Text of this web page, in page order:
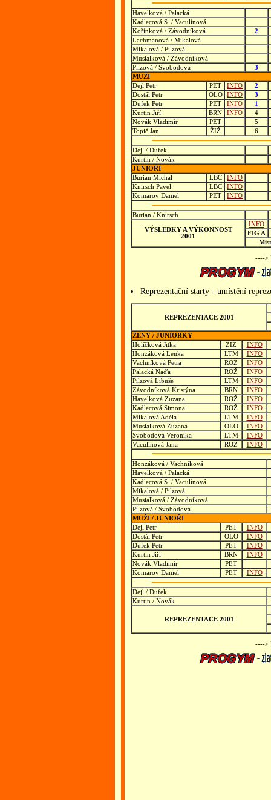
Havelková / Palacká
Kadlecová S. / Vaculínová
Kořínková / Závodníková
2
Lachmanová / Mikalová
Mikalová / Pilzová
Musialková / Závodníková
Pilzová / Svobodová
3
MUŽI
Dejl Petr
PET INFO
2
Dostál Petr
OLO INFO
3
Dufek Petr
PET INFO
1
Kurtin Jiří
BRN INFO
4
Novák Vladimír
PET
5
Topič Jan
ŽIŽ 6
Dejl / Dufek
Kurtin / Novák
JUNIOŘI
Burian Michal
LBC
INFO
Knirsch Pavel
LBC
INFO
Komarov Daniel
PET INFO
Burian / Knirsch
VÝSLEDKY A VÝKONNOST
2001
INFO
FIG A
---->
Reprezentační starty - umístění
REPREZENTACE 2001
ŽENY / JUNIORKY
Holíčková Jitka
ŽIŽ
INFO
Honzáková Lenka
LTM
INFO
Vachníková Petra
ROŽ
INFO
Palacká Naďa
ROŽ
INFO
Pilzová Libuše
LTM
INFO
Závodníková Kristýna
BRN
INFO
Havelková Zuzana
ROŽ
INFO
Kadlecová Simona
ROŽ
INFO
Mikalová Adéla
LTM
INFO
Musialková Zuzana
OLO
INFO
Svobodová Veronika
LTM
INFO
Vaculínová Jana
ROŽ INFO
Honzáková / Vachníková
Havelková / Palacká
Kadlecová S. / Vaculínová
Mikalová / Pilzová
Musialková / Závodníková
Pilzová / Svobodová
MUŽI / JUNIOŘI
Dejl Petr
PET
INFO
Dostál Petr
OLO
INFO
Dufek Petr
PET
INFO
Kurtin Jiří
BRN
INFO
Novák Vladimír
PET
Komarov Daniel
PET INFO
Dejl / Dufek
Kurtin / Novák
REPREZENTACE 2001
---->